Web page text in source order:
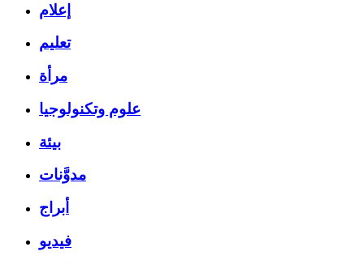
إعلام
تعليم
مرأة
علوم وتكنولوجيا
بيئة
مدوَّنات
أبراج
فيديو